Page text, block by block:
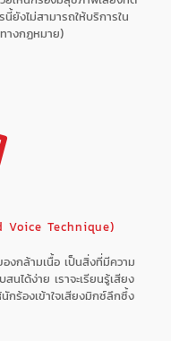
ยังไม่สามารถให้บริการใน
างกฏหมาย)
Voice Technique)
งกล้ามเนื้อ เป็นสิ่งที่มีความ
นได้ง่าย เราจะเรียนรู้เสียง
กร้องเข้าใจเสียงมิกซ์ลึกซึ้ง